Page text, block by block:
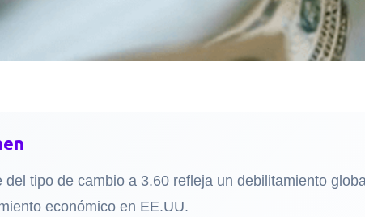
del tipo de cambio a 3.60 refleja un debilitamiento
económico en EE.UU.